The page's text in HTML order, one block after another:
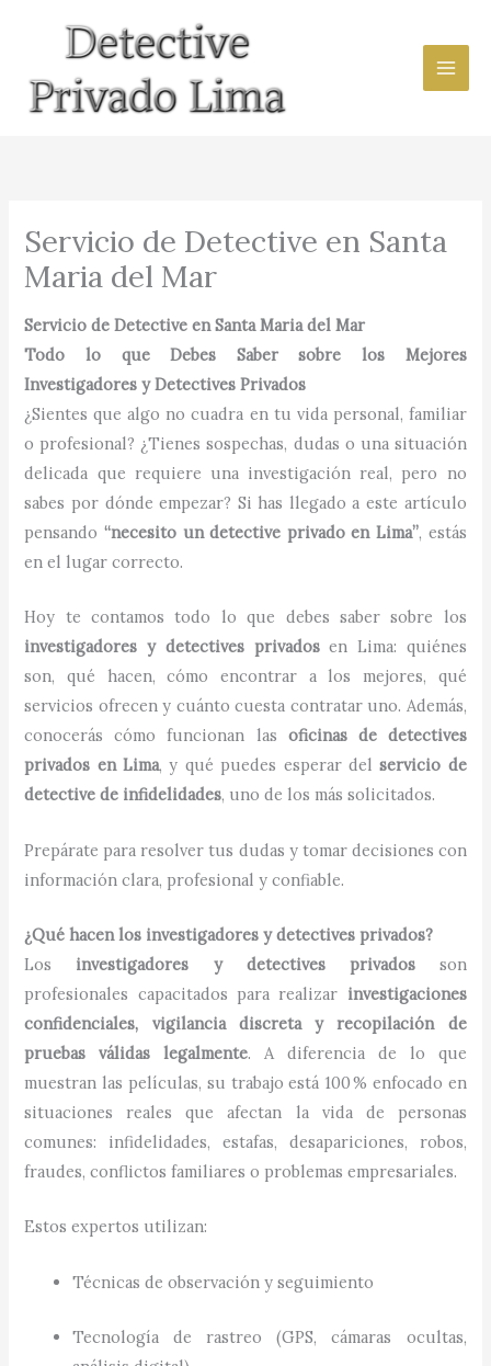
contenido
Servicio de Detective en Santa
Maria del Mar
Servicio de Detective en Santa Maria del Mar
Todo lo que Debes Saber sobre los Mejores
Investigadores y Detectives Privados
¿Sientes que algo no cuadra en tu vida personal, familiar
o profesional? ¿Tienes sospechas, dudas o una situación
delicada que requiere una investigación real, pero no
sabes por dónde empezar? Si has llegado a este artículo
pensando“necesito un detective privado en Lima”, estás
en el lugar correcto.
Hoy te contamos todo lo que debes saber sobre los
investigadores y detectives privadosen Lima: quiénes
son, qué hacen, cómo encontrar a los mejores, qué
servicios ofrecen y cuánto cuesta contratar uno. Además,
conocerás cómo funcionan las oficinas de detectives
privados en Lima, y qué puedes esperar delservicio de
detective de infidelidades, uno de los más solicitados.
Prepárate para resolver tus dudas y tomar decisiones con
información clara, profesional y confiable.
¿Qué hacen los investigadores y detectives privados?
Los investigadores y detectives privadosson
profesionales capacitados para realizar investigaciones
confidenciales, vigilancia discreta y recopilación de
pruebas válidas legalmente. A diferencia de lo que
muestran las películas, su trabajo está 100 % enfocado en
situaciones reales que afectan la vida de personas
comunes: infidelidades, estafas, desapariciones, robos,
fraudes, conflictos familiares o problemas empresariales.
Estos expertos utilizan:
Técnicas de observación y seguimiento
Tecnología de rastreo (GPS, cámaras ocultas,